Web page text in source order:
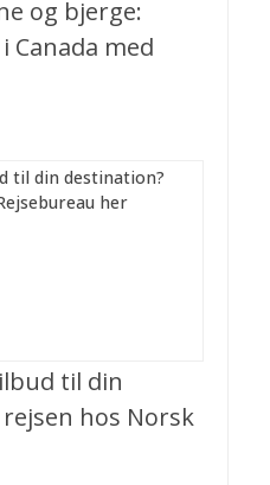
og bjerge:
Canada med
til din
hos Norsk